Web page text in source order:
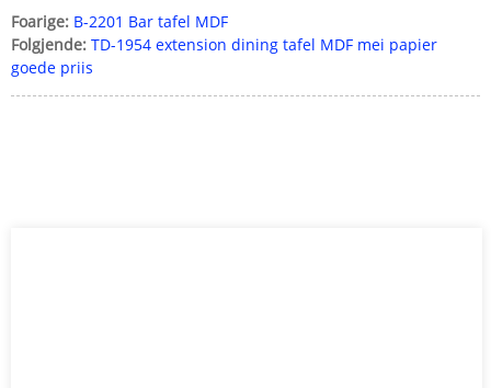
Foarige: B-2201 Bar tafel MDF
Folgjende: TD-1954 extension dining tafel MDF mei papier
goede priis